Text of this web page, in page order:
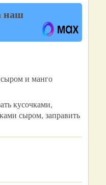
наш
и манго
кусочками,
сыром, заправить